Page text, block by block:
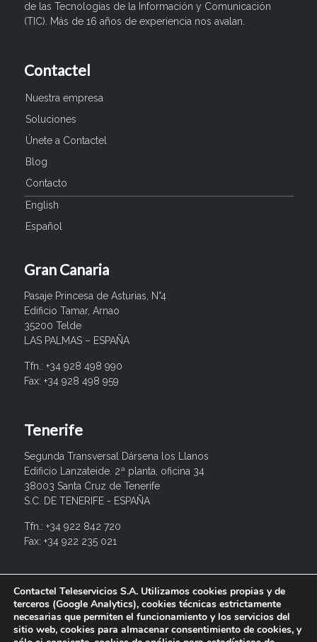
de las Tecnologías de la Información y Comunicación
(TIC). Más de 16 años de experiencia nos avalan.
Contactel
Nuestra empresa
Soluciones
Únete a Contactel
Blog
Contacto
English
Español
Gran Canaria
Pasaje Princesa de Asturias, N°4
Edificio Tamar, Arnao
35200 Telde
LAS PALMAS – ESPAÑA
Tfn.: +34 928 498 990
Fax: +34 928 498 959
Tenerife
Segunda Transversal Dársena los Llanos
Edificio Lanzateide. 2ª planta, oficina 34
38003 Santa Cruz de Tenerife
S.C. DE TENERIFE - ESPAÑA
Tfn.: +34 922 842 720
Fax: +34 922 235 021
info@contactel.es
Contactel Teleservicios S.A. Utilizamos cookies propias y de
terceros (Google Analytics), cookies técnicas estrictamente
necesarias que permiten el funcionamiento y los servicios del
sitio web, cookies para almacenar consentimiento de cookies, y